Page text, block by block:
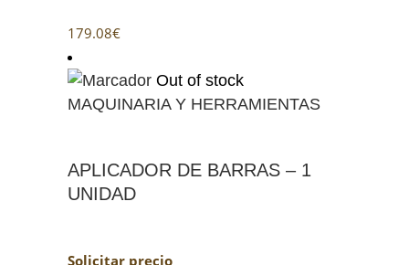
179.08€
Out of stock
MAQUINARIA Y HERRAMIENTAS
APLICADOR DE BARRAS – 1
UNIDAD
Solicitar precio